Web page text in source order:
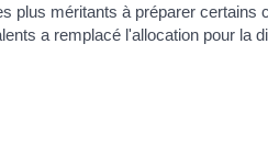
plus méritants à préparer certains
a remplacé l'allocation pour la